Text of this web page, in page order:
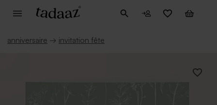
anniversaire → invitation fête